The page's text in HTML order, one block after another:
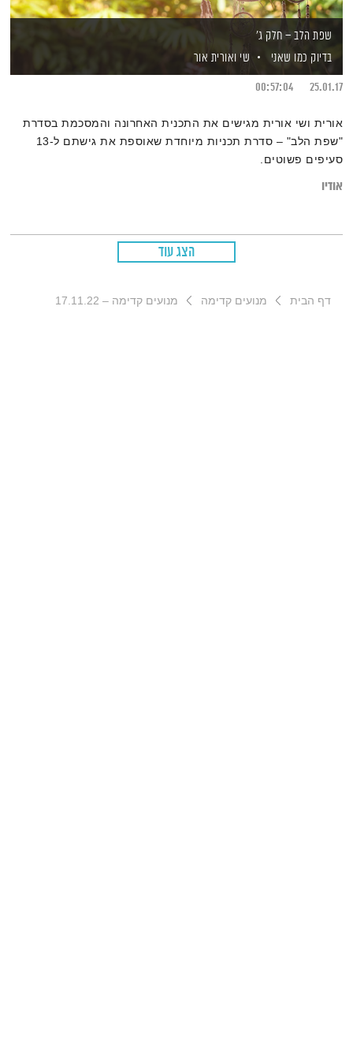
שפת הלב – חלק ג'
בדיוק כמו שאני
שי ואורית אור
25.01.17
00:57:04
אורית ושי אורית מגישים את התכנית האחרונה והמסכמת בסדרת
"שפת הלב" – סדרת תכניות מיוחדת שאוספת את גישתם ל-13
סעיפים פשוטים.
אודיו
הצג עוד
דף הבית מנועים קדימה מנועים קדימה – 17.11.22